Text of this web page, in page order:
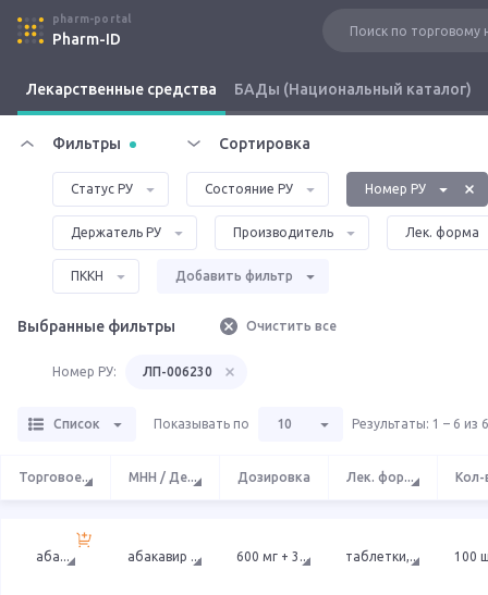
pharm-portal
Pharm-ID
Лекарственные средства БАДы (Национальный каталог)
Фильтры Сортировка
Статус РУ Состояние РУ Номер РУ
Держатель РУ Производитель Лек. форма
ПККН Добавить фильтр
Выбранные фильтры Очистить все
Номер РУ: ЛП-006230
Список Показывать по 10 Результаты: 1 – 6 из 6
Торговое... МНН / Де... Дозировка Лек. фор... Кол-
аба... абакавир ... 600 мг + 3 ... таблетки,... 100